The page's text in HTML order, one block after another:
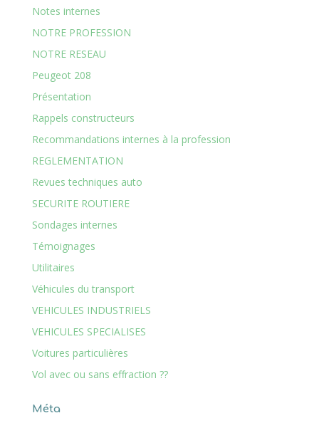
Notes internes
NOTRE PROFESSION
NOTRE RESEAU
Peugeot 208
Présentation
Rappels constructeurs
Recommandations internes à la profession
REGLEMENTATION
Revues techniques auto
SECURITE ROUTIERE
Sondages internes
Témoignages
Utilitaires
Véhicules du transport
VEHICULES INDUSTRIELS
VEHICULES SPECIALISES
Voitures particulières
Vol avec ou sans effraction ??
Méta